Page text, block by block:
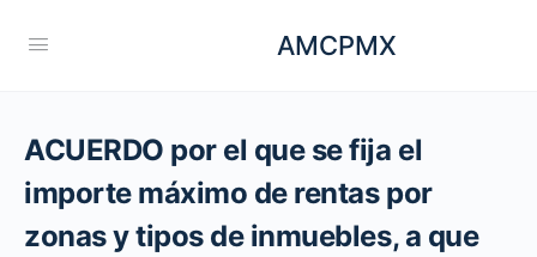
AMCPMX
ACUERDO por el que se fija el
importe máximo de rentas por
zonas y tipos de inmuebles, a que